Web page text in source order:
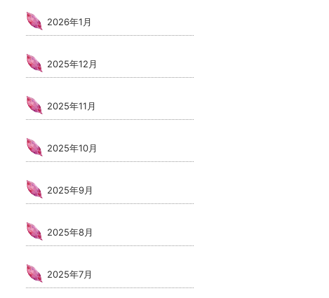
2026年1月
2025年12月
2025年11月
2025年10月
2025年9月
2025年8月
2025年7月